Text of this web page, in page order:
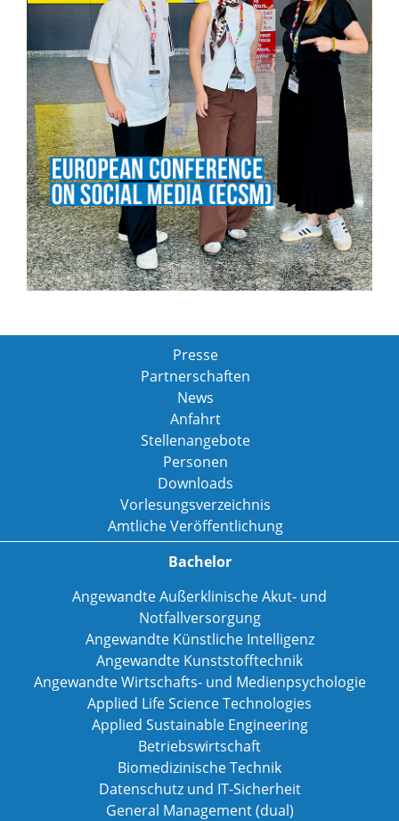
Presse
Partnerschaften
News
Anfahrt
Stellenangebote
Personen
Downloads
Vorlesungsverzeichnis
Amtliche Veröffentlichung
Bachelor
Angewandte Außerklinische Akut- und
Notfallversorgung
Angewandte Künstliche Intelligenz
Angewandte Kunststofftechnik
Angewandte Wirtschafts- und Medienpsychologie
Applied Life Science Technologies
Applied Sustainable Engineering
Betriebswirtschaft
Biomedizinische Technik
Datenschutz und IT-Sicherheit
General Management (dual)